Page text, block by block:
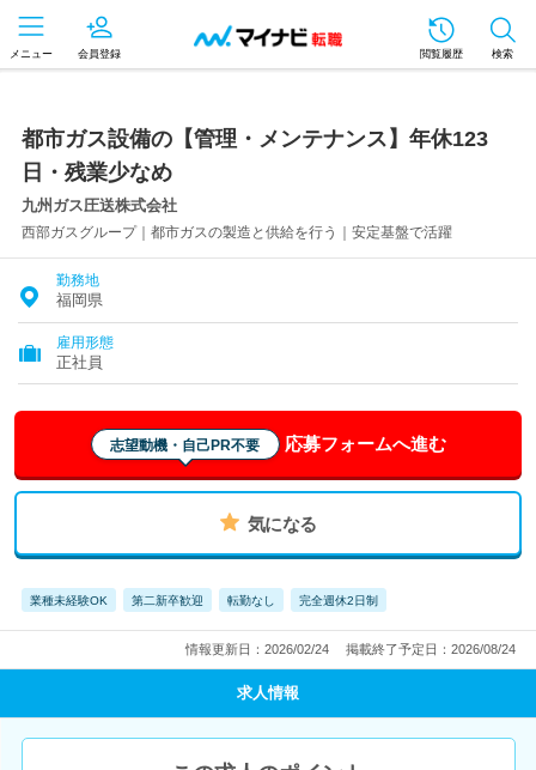
メニュー 会員登録 閲覧履歴 検索
都市ガス設備の【管理・メンテナンス】年休123
日・残業少なめ
九州ガス圧送株式会社
西部ガスグループ｜都市ガスの製造と供給を行う｜安定基盤で活躍
勤務地
福岡県
雇用形態
正社員
志望動機・自己PR不要 応募フォームへ進む
気になる
業種未経験OK 第二新卒歓迎 転勤なし 完全週休2日制
情報更新日：2026/02/24 掲載終了予定日：2026/08/24
求人情報